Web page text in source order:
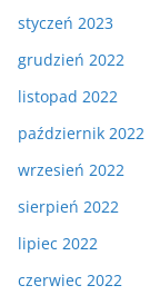
styczeń 2023
grudzień 2022
listopad 2022
październik 2022
wrzesień 2022
sierpień 2022
lipiec 2022
czerwiec 2022